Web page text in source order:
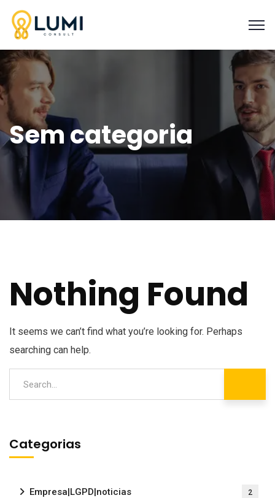
Sem categoria
Nothing Found
It seems we can’t find what you’re looking for. Perhaps
searching can help.
Categorias
Empresa|LGPD|noticias 2